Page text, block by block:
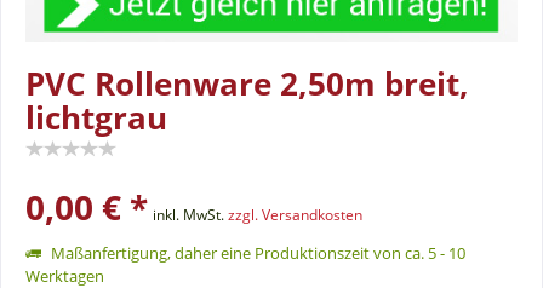
PVC Rollenware 2,50m breit,
lichtgrau
0,00 € * inkl. MwSt.zzgl. Versandkosten
Maßanfertigung, daher eine Produktionszeit von ca. 5 - 10
Werktagen